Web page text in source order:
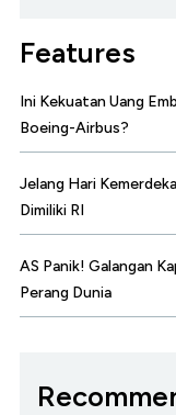
Features
Ini Kekuatan Uang
Boeing-Airbus?
Jelang Hari
Dimiliki RI
AS Panik! Galangan
Perang Dunia